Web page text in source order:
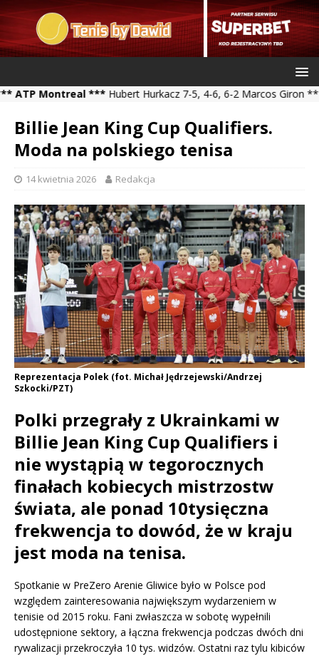
Montreal ***Hubert Hurkacz 7-5, 4-6, 6-2 Marcos Giron ***
Billie Jean King Cup Qualifiers.
Moda na polskiego tenisa
14 kwietnia 2026 Redakcja
Reprezentacja Polek (fot. Michał Jędrzejewski/Andrzej
Szkocki/PZT)
Polki przegrały z Ukrainkami w
Billie Jean King Cup Qualifiers i
nie wystąpią w tegorocznych
finałach kobiecych mistrzostw
świata, ale ponad 10tysięczna
frekwencja to dowód, że w kraju
jest moda na tenisa.
Spotkanie w PreZero Arenie Gliwice było w Polsce pod
względem zainteresowania największym wydarzeniem w
tenisie od 2015 roku. Fani zwłaszcza w sobotę wypełnili
udostępnione sektory, a łączna frekwencja podczas dwóch dni
rywalizacji przekroczyła 10 tys. widzów. Ostatni raz tylu kibiców